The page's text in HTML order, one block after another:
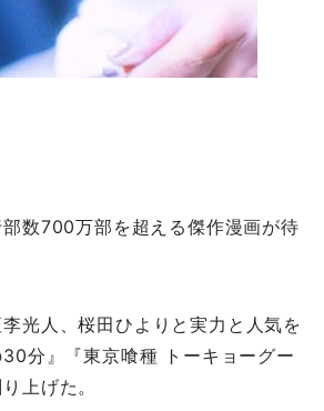
数700万部を超える傑作漫画が待
光人、桜田ひよりと実力と人気を
分』『東京喰種 トーキョーグー
上げた。